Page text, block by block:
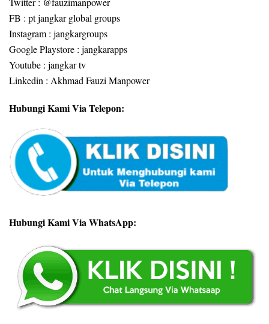
FB : pt jangkar global groups
Instagram : jangkargroups
Google Playstore : jangkarapps
Youtube : jangkar tv
Linkedin : Akhmad Fauzi Manpower
Hubungi Kami Via Telepon:
Hubungi Kami Via WhatsApp: